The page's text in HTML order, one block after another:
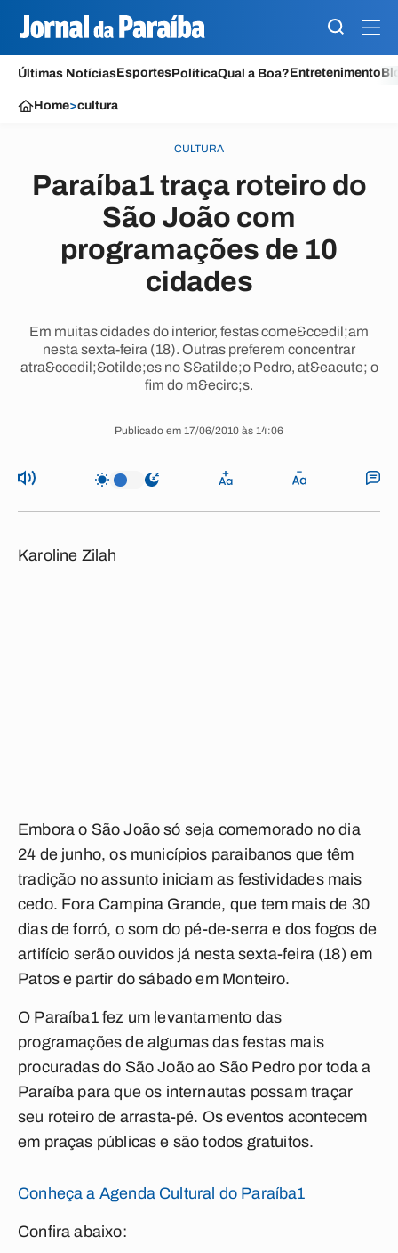
Últimas NotíciasEsportesPolíticaQual a Boa?Entretenimento
Home>cultura
CULTURA
Paraíba1 traça roteiro do
São João com
programações de 10
cidades
Em muitas cidades do interior, festas come&ccedil;am
nesta sexta-feira (18). Outras preferem concentrar
atra&ccedil;&otilde;es no S&atilde;o Pedro, at&eacute; o
fim do m&ecirc;s.
Publicado em 17/06/2010 às 14:06
Karoline Zilah
Embora o São João só seja comemorado no dia
24 de junho, os municípios paraibanos que têm
tradição no assunto iniciam as festividades mais
cedo. Fora Campina Grande, que tem mais de 30
dias de forró, o som do pé-de-serra e dos fogos de
artifício serão ouvidos já nesta sexta-feira (18) em
Patos e partir do sábado em Monteiro.
O Paraíba1fez um levantamento das
programações de algumas das festas mais
procuradas do São João ao São Pedro por toda a
Paraíba para que os internautas possam traçar
seu roteiro de arrasta-pé. Os eventos acontecem
em praças públicas e são todos gratuitos.
Conheça a Agenda Cultural do Paraíba1
Confira abaixo: